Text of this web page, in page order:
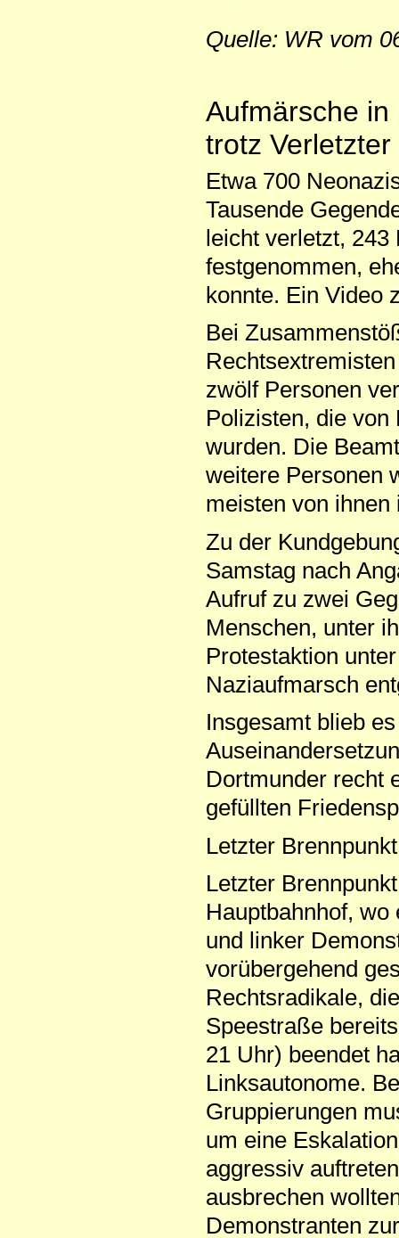
Quelle: WR vom
Aufmärsche
trotz
Etwa 700
Tausende
leicht verletzt, 243
festgenommen,
konnte. Ein Video
Bei
zwölf Personen
Polizisten, die
wurden. Die
weitere Personen
meisten von
Zu der
Samstag nach
Aufruf zu zwei
Menschen, unter
Protestaktion
Naziaufmarsch
Insgesamt blieb
Dortmunder recht
gefüllten
Letzter
Letzter
Hauptbahnhof,
und linker
vorübergehend
Rechtsradikale,
Speestraße
21 Uhr) beendet
Linksautonome.
Gruppierungen
um eine
aggressiv
ausbrechen
Demonstranten